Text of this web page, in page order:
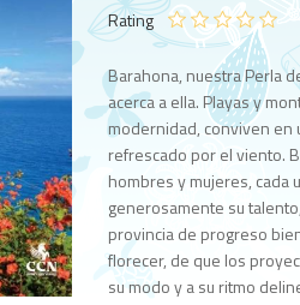
Rating
Barahona, nuestra Perla
acerca a ella. Playas y
modernidad, conviven en
refrescado por el viento.
hombres y mujeres, cada
generosamente su
provincia de progreso
florecer, de que los
su modo y a su ritmo